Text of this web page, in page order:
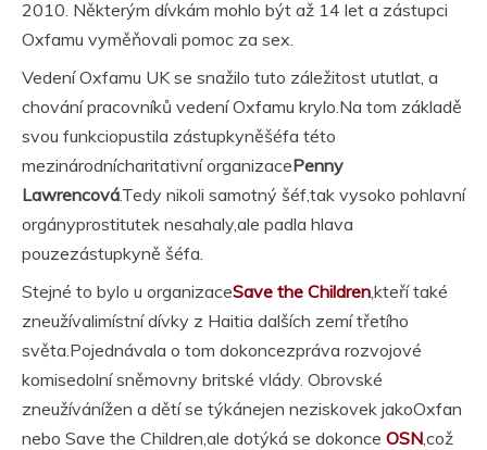
2010. Některým dívkám mohlo být až 14 let a zástupci
Oxfamu vyměňovali pomoc za sex.
Vedení Oxfamu UK se snažilo tuto záležitost ututlat, a
chování pracovníků vedení Oxfamu krylo.Na tom základě
svou funkciopustila zástupkyněšéfa této
mezinárodnícharitativní organizacePenny
Lawrencová.Tedy nikoli samotný šéf,tak vysoko pohlavní
orgányprostitutek nesahaly,ale padla hlava
pouzezástupkyně šéfa.
Stejné to bylo u organizaceSave the Children,kteří také
zneužívalimístní dívky z Haitia dalších zemí třetího
světa.Pojednávala o tom dokoncezpráva rozvojové
komisedolní sněmovny britské vlády. Obrovské
zneužívánížen a dětí se týkánejen neziskovek jakoOxfan
nebo Save the Children,ale dotýká se dokonce OSN,což